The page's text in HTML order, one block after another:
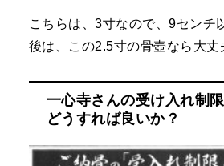
こちらは、3寸なので、9センチ
後は、この2.5寸の骨壺なら大丈
一心寺さんの受け入れ制限
どうすれば良いか？